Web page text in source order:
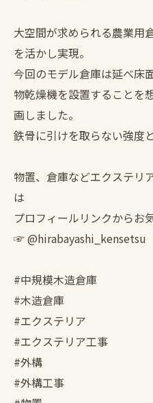
大空間が求められる農業用
を活かし実現。
今回のモデル倉庫は延べ床
物乾燥機を設置することを
画しました。
鉄骨に引けを取らない強度
物置、倉庫などエクステリ
は
プロフィールリンクからお
☞ @hirabayashi_kensetsu
#中規模木造倉庫
#木造倉庫
#エクステリア
#エクステリア工事
#外構
#外構工事